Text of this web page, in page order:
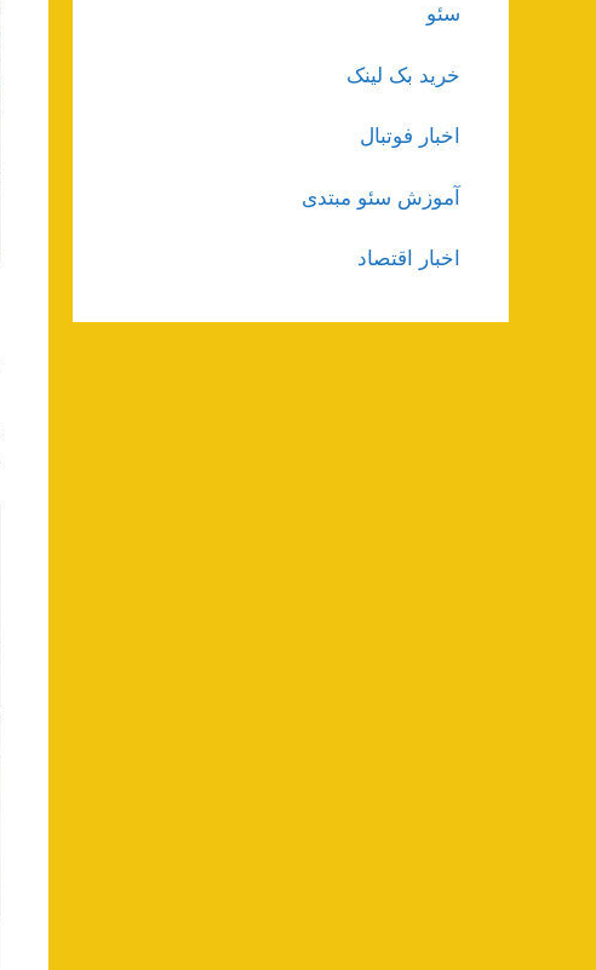
سئو
خرید بک لینک
اخبار فوتبال
آموزش سئو مبتدی
اخبار اقتصاد